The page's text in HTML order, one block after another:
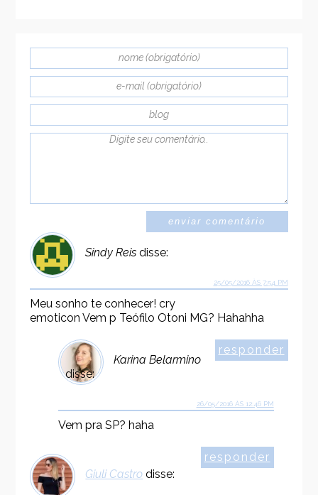
Sindy Reis disse:
25/05/2016 ÀS 7:54 PM
Meu sonho te conhecer! cry
emoticon Vem p Teófilo Otoni MG? Hahahha
responder
Karina Belarmino
disse:
26/05/2016 ÀS 12:46 PM
Vem pra SP? haha
responder
Giuli Castro disse: